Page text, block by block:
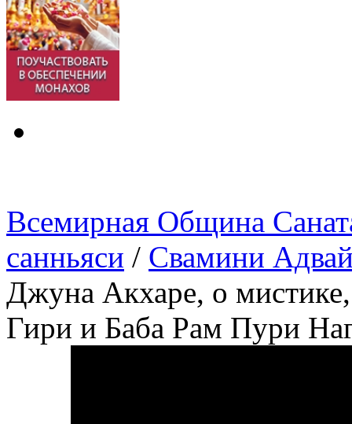
Всемирная Община
санньяси / Свамини
Джуна Акхаре, о
Гири и Баба Рам Пури